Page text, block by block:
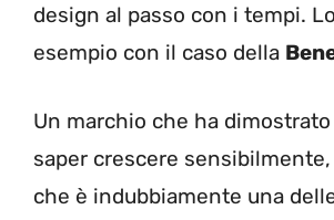
design al passo con i tempi.
esempio con il caso della
Un marchio che ha
saper crescere
che è indubbiamente una